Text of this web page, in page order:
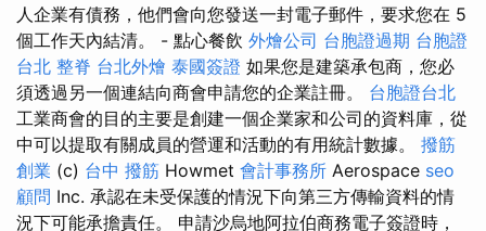
人企業有債務，他們會向您發送一封電子郵件，要求您在 5
個工作天內結清。 - 點心餐飲 外燴公司 台胞證過期 台胞證
台北 整脊 台北外燴 泰國簽證 如果您是建築承包商，您必
須透過另一個連結向商會申請您的企業註冊。 台胞證台北
工業商會的目的主要是創建一個企業家和公司的資料庫，從
中可以提取有關成員的營運和活動的有用統計數據。 撥筋
創業 (c) 台中 撥筋 Howmet 會計事務所 Aerospace seo
顧問 Inc. 承認在未受保護的情況下向第三方傳輸資料的情
況下可能承擔責任。 申請沙烏地阿拉伯商務電子簽證時，